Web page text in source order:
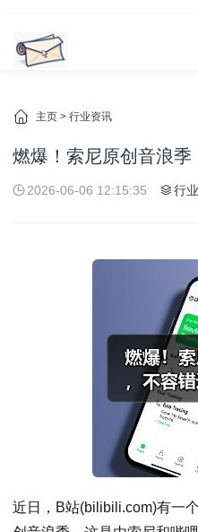
主页 > 行业资讯
燃爆！索尼原创音浪
2026-06-06 12:15:35 行
近日，B站(bilibili.com)有一